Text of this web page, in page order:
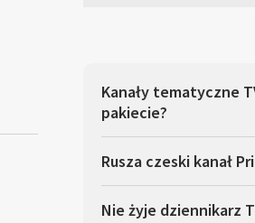
Kanały tematyczne
pakiecie?
Rusza czeski kanał
Nie żyje dziennikarz